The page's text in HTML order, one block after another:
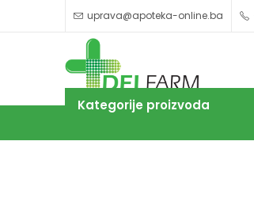
uprava@apoteka-online.ba
Kategorije proizvoda